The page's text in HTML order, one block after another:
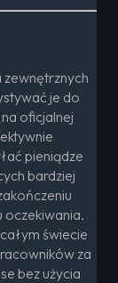
je do
oficjalnej
pieniądze
bardziej
oczekiwania.
świecie
za
bez użycia